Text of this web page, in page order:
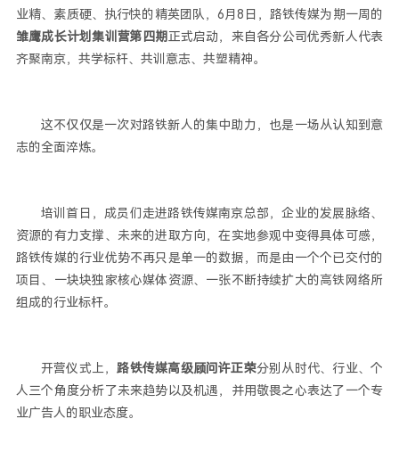
业精、素质硬、执行快的精英团队，6月8日，路铁传媒为期一周的
雏鹰成长计划集训营第四期 正式启动，来自各分公司优秀新人代表
齐聚南京，共学标杆、共训意志、共塑精神。
这不仅仅是一次对路铁新人的集中助力，也是一场从认知到意
志的全面淬炼。
培训首日，成员们走进路铁传媒南京总部，企业的发展脉络、
资源的有力支撑、未来的进取方向，在实地参观中变得具体可感，
路铁传媒的行业优势不再只是单一的数据，而是由一个个已交付的
项目、一块块独家核心媒体资源、一张不断持续扩大的高铁网络所
组成的行业标杆。
开营仪式上，路铁传媒高级顾问许正荣分别从时代、行业、个
人三个角度分析了未来趋势以及机遇，并用敬畏之心表达了一个专
业广告人的职业态度。